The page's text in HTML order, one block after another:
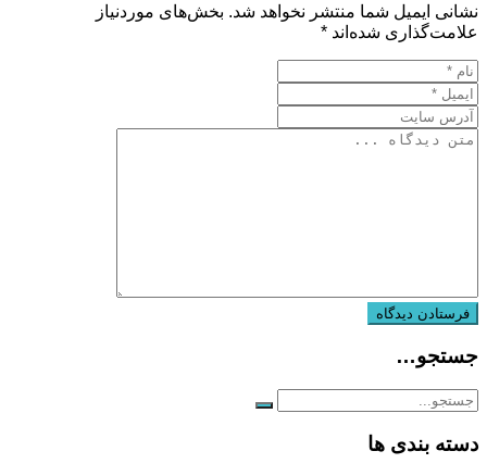
نشانی ایمیل شما منتشر نخواهد شد. بخش‌های موردنیاز
علامت‌گذاری شده‌اند *
جستجو…
دسته بندی ها